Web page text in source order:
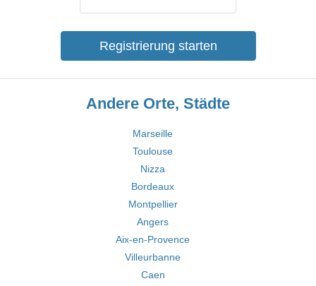
Registrierung starten
Andere Orte, Städte
Marseille
Toulouse
Nizza
Bordeaux
Montpellier
Angers
Aix-en-Provence
Villeurbanne
Caen